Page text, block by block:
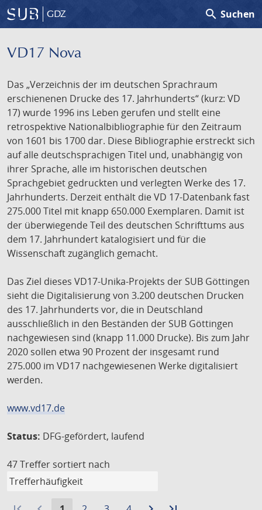
GDZ search Suchen
VD17 Nova
Das „Verzeichnis der im deutschen Sprachraum
erschienenen Drucke des 17. Jahrhunderts“ (kurz: VD
17) wurde 1996 ins Leben gerufen und stellt eine
retrospektive Nationalbibliographie für den Zeitraum
von 1601 bis 1700 dar. Diese Bibliographie erstreckt sich
auf alle deutschsprachigen Titel und, unabhängig von
ihrer Sprache, alle im historischen deutschen
Sprachgebiet gedruckten und verlegten Werke des 17.
Jahrhunderts. Derzeit enthält die VD 17-Datenbank fast
275.000 Titel mit knapp 650.000 Exemplaren. Damit ist
der überwiegende Teil des deutschen Schrifttums aus
dem 17. Jahrhundert katalogisiert und für die
Wissenschaft zugänglich gemacht.
Das Ziel dieses VD17-Unika-Projekts der SUB Göttingen
sieht die Digitalisierung von 3.200 deutschen Drucken
des 17. Jahrhunderts vor, die in Deutschland
ausschließlich in den Beständen der SUB Göttingen
nachgewiesen sind (knapp 11.000 Drucke). Bis zum Jahr
2020 sollen etwa 90 Prozent der insgesamt rund
275.000 im VD17 nachgewiesenen Werke digitalisiert
werden.
www.vd17.de
Status: DFG-gefördert, laufend
47 Treffer sortiert nach